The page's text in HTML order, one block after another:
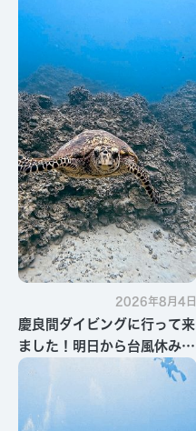
2026年8月4日
慶良間ダイビングに行って来
ました！明日から台風休みで
す・・・